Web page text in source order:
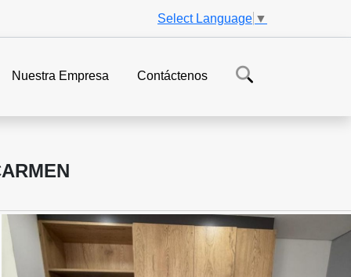
Select Language ▼
Nuestra Empresa Contáctenos